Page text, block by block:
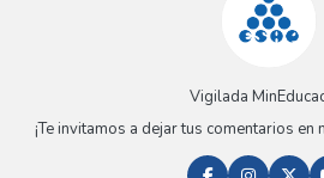
Vigilada
¡Te invitamos a dejar tus comentarios